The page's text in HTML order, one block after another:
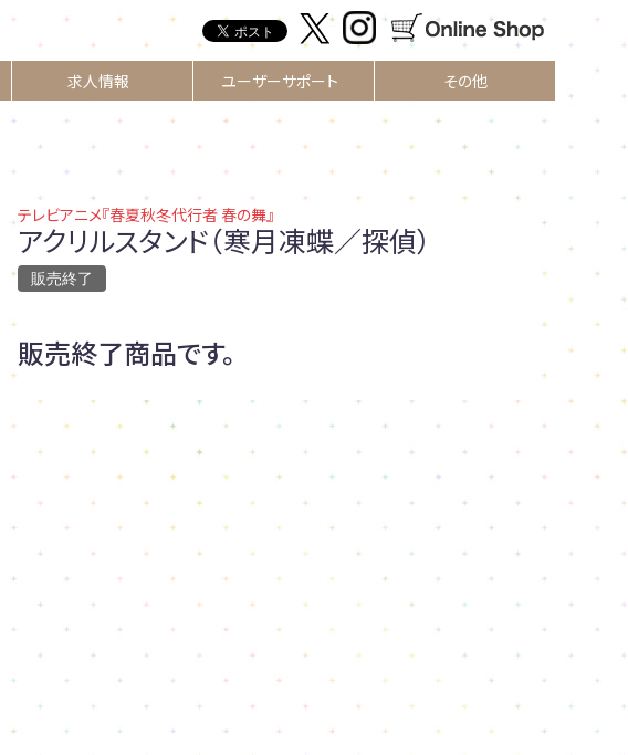
求人情報 ユーザーサポート その他
テレビアニメ『春夏秋冬代行者 春の舞』
アクリルスタンド（寒月凍蝶／探偵）
販売終了
販売終了商品です。